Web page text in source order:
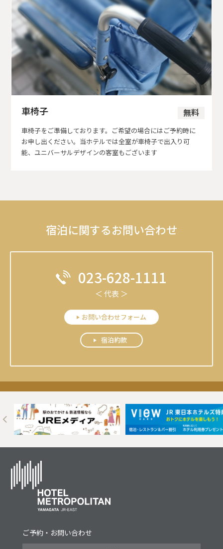
無料
車椅子
車椅子をご準備しております。ご希望の場合にはご予約時に
お申し出ください。当ホテルでは全室が車椅子で出入り可
能、ユニバーサルデザインの客室もございます
宿泊に関するお問い合わせ
023-628-1111
＜ 代表 ＞
お問い合わせフォーム
宿泊約款
Next
ご予約・お問い合わせ